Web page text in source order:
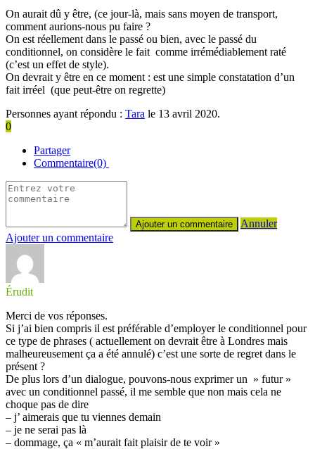
On aurait dû y être, (ce jour-là, mais sans moyen de transport,
comment aurions-nous pu faire ?
On est réellement dans le passé ou bien, avec le passé du
conditionnel, on considère le fait comme irrémédiablement raté
(c’est un effet de style).
On devrait y être en ce moment : est une simple constatation d’un
fait irréel (que peut-être on regrette)
Personnes ayant répondu : Tara le 13 avril 2020.
0
Partager
Commentaire(0)
Annuler
Ajouter un commentaire
Érudit
Merci de vos réponses.
Si j’ai bien compris il est préférable d’employer le conditionnel pour
ce type de phrases ( actuellement on devrait être à Londres mais
malheureusement ça a été annulé) c’est une sorte de regret dans le
présent ?
De plus lors d’un dialogue, pouvons-nous exprimer un » futur »
avec un conditionnel passé, il me semble que non mais cela ne
choque pas de dire
– j’ aimerais que tu viennes demain
– je ne serai pas là
– dommage, ça « m’aurait fait plaisir de te voir »